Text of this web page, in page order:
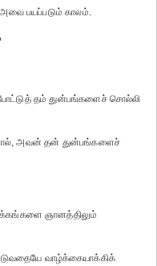
பயப்படும் காலம்.
போட்டுத் தம் துன்பங்களைச் சொல்லி
அவன் தன் துன்பங்களைச்
ஞானத்திலும்
வாழ்க்கையாக்கிக்